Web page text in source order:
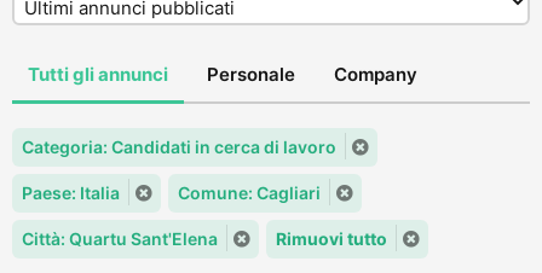
Tutti gli annunci Personale Company
Categoria: Candidati in cerca di lavoro
Paese: Italia Comune: Cagliari
Città: Quartu Sant'Elena Rimuovi tutto